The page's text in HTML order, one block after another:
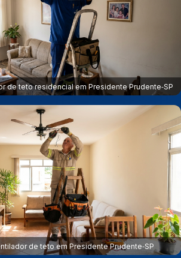
de teto residencial em Presidente Prudente‑SP
de teto em Presidente Prudente‑SP